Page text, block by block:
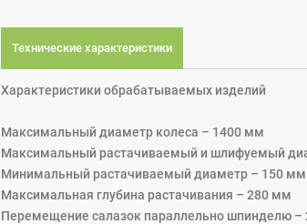
Технические характеристики
Характеристики обрабатываемых изделий
Максимальный диаметр колеса – 1400 мм
Максимальный растачиваемый и шлифуемый
Минимальный растачиваемый диаметр – 150 мм
Максимальная глубина растачивания – 280 мм
Перемещение салазок параллельно шпинделю –